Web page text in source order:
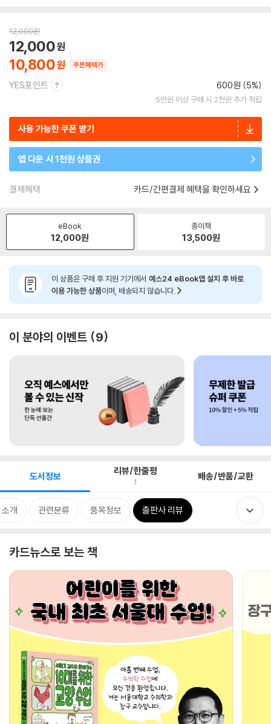
12,000원
10,800
12,000
쿠폰혜택가
YES포인트 600원 (5%)
5만원 이상 구매 시 2천원 추가 적립
사용 가능한 쿠폰 받기
앱 다운 시 1천원 상품권
결제혜택 카드/간편결제 혜택을 확인하세요
eBook
12,000원
종이책
13,500원
이 상품은 구매 후 지원 기기에서 예스24 eBook앱 설치 후 바로
이용 가능한 상품이며, 배송되지 않습니다.
이 분야의 이벤트 9
도서정보 리뷰/한줄평
1 배송/반품/교환
개 관련분류 품목정보 출판사 리뷰
카드뉴스로 보는 책